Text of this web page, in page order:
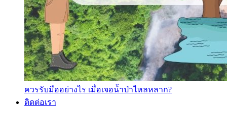
ควรรับมืออย่างไร เมื่อเจอน้ำป่าไหลหลาก?
ติดต่อเรา